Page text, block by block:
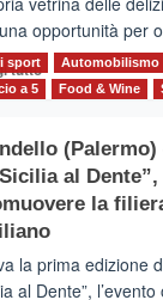
scoperta
del
territorio,
tra
sport
messaggi
di
opportunità per
tuttoLeggi
CASTIGLIONE
DI
SICILIA
(Ct)
Il
Borgo
sport Automobilismo
a 5
Food & Wine
(Palermo)
al Dente”,
la
la prima edizione
al Dente”,